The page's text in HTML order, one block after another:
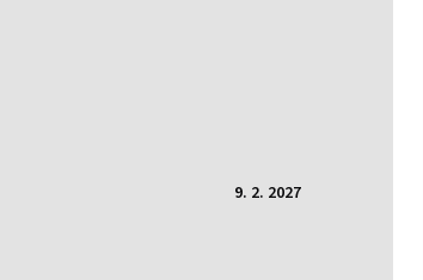
9. 2. 2027